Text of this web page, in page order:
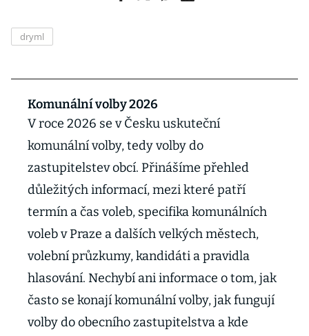
dryml
Komunální volby 2026
V roce 2026 se v Česku uskuteční
komunální volby, tedy volby do
zastupitelstev obcí. Přinášíme přehled
důležitých informací, mezi které patří
termín a čas voleb, specifika komunálních
voleb v Praze a dalších velkých městech,
volební průzkumy, kandidáti a pravidla
hlasování. Nechybí ani informace o tom, jak
často se konají komunální volby, jak fungují
volby do obecního zastupitelstva a kde